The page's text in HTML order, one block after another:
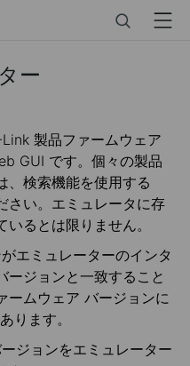
Menu
ー
製品ファームウェア
GUI です。個々の製品
、検索機能を使用する
さい。エミュレータに存
るとは限りません。
エミュレーターのインタ
ージョンと一致すること
ームウェア バージョンに
ります。
ジョンをエミュレーター